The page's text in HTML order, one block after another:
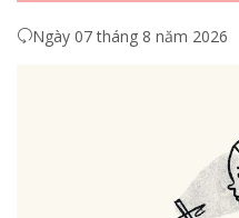
Ngày 07 tháng 8 năm 2026